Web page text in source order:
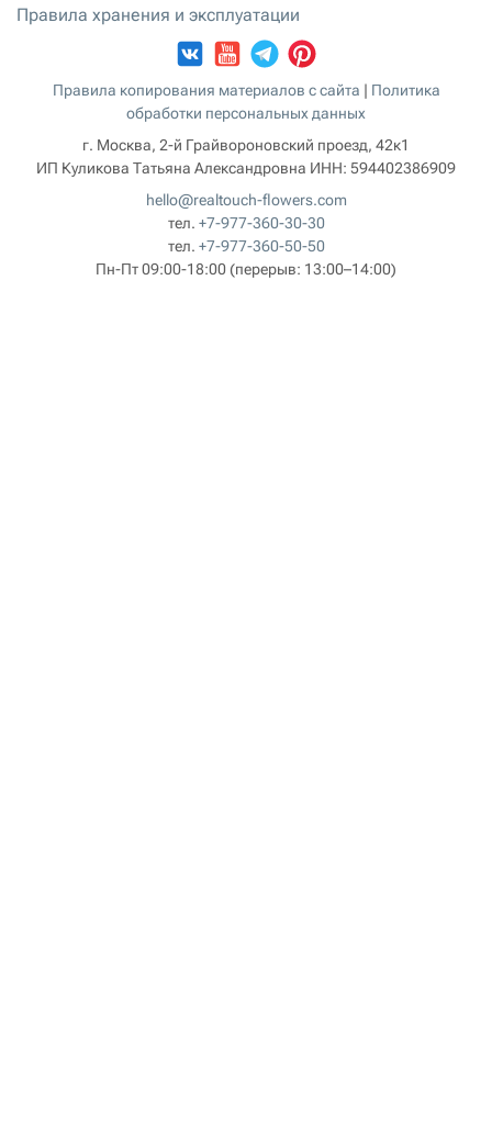
Правила хранения и эксплуатации
Правила копирования материалов с сайта | Политика
обработки персональных данных
г. Москва, 2-й Грайвороновский проезд, 42к1
ИП Куликова Татьяна Александровна ИНН: 594402386909
hello@realtouch-flowers.com
тел. +7-977-360-30-30
тел. +7-977-360-50-50
Пн-Пт 09:00-18:00(перерыв: 13:00–14:00)